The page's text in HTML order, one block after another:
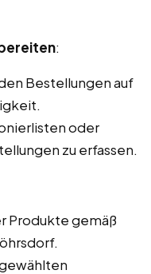
:
Bestellungen auf
oder
zu erfassen.
Produkte gemäß